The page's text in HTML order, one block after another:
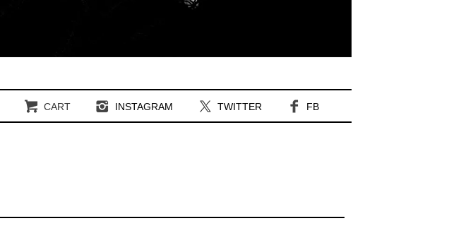
CART INSTAGRAM TWITTER FB